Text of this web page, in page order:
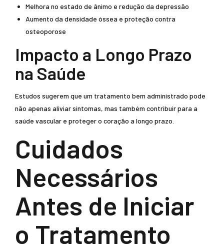
Melhora no estado de ânimo e redução da depressão
Aumento da densidade óssea e proteção contra
osteoporose
Impacto a Longo Prazo
na Saúde
Estudos sugerem que um tratamento bem administrado pode
não apenas aliviar sintomas, mas também contribuir para a
saúde vascular e proteger o coração a longo prazo.
Cuidados
Necessários
Antes de Iniciar
o Tratamento